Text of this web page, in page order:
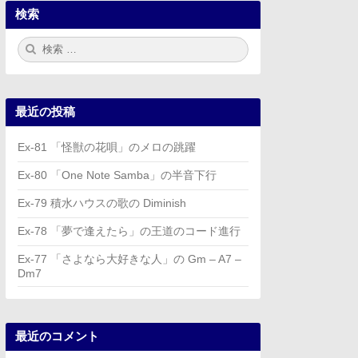
検索
検
索:
最近の投稿
Ex-81 「怪獣の花唄」のメロの跳躍
Ex-80 「One Note Samba」の半音下行
Ex-79 積水ハウスの歌の Diminish
Ex-78 「夢で逢えたら」の王道のコード進行
Ex-77 「さよなら大好きな人」の Gm – A7 –
Dm7
最近のコメント